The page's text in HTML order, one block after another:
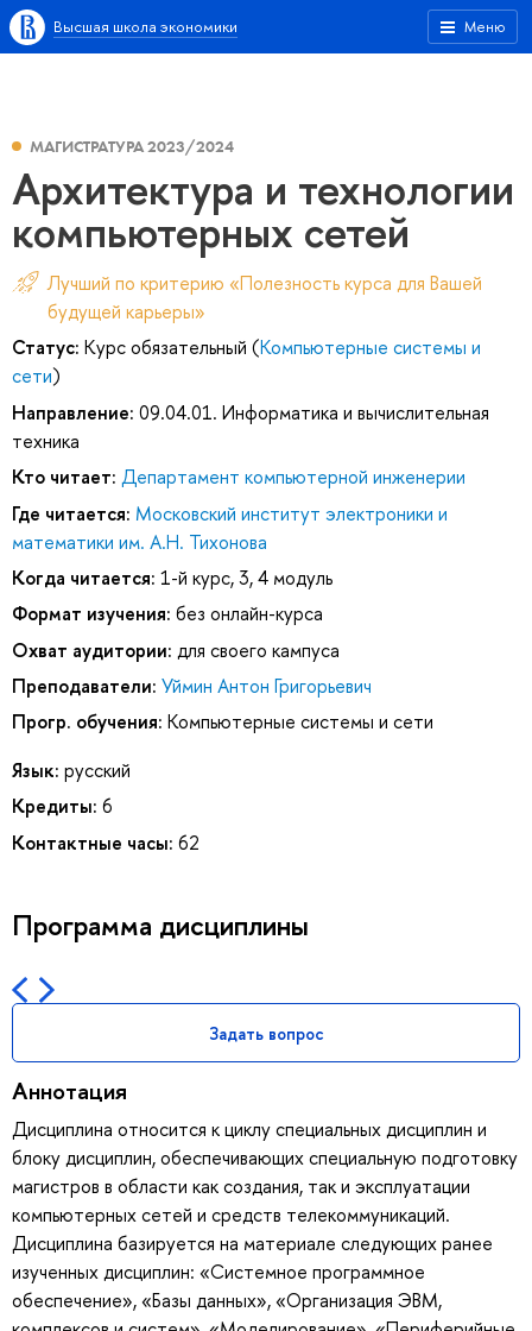
Меню
Высшая школа экономики
МАГИСТРАТУРА 2023/2024
Архитектура и технологии
компьютерных сетей
Лучший по критерию «Полезность курса для Вашей
будущей карьеры»
Статус: Курс обязательный (Компьютерные системы и
сети)
Направление: 09.04.01. Информатика и вычислительная
техника
Кто читает: Департамент компьютерной инженерии
Где читается: Московский институт электроники и
математики им. А.Н. Тихонова
Когда читается: 1-й курс, 3, 4 модуль
Формат изучения: без онлайн-курса
Охват аудитории: для своего кампуса
Преподаватели: Уймин Антон Григорьевич
Прогр. обучения: Компьютерные системы и сети
Язык: русский
Кредиты: 6
Контактные часы: 62
Программа дисциплины
Задать вопрос
Аннотация
Дисциплина относится к циклу специальных дисциплин и
блоку дисциплин, обеспечивающих специальную подготовку
магистров в области как создания, так и эксплуатации
компьютерных сетей и средств телекоммуникаций.
Дисциплина базируется на материале следующих ранее
изученных дисциплин: «Системное программное
обеспечение», «Базы данных», «Организация ЭВМ,